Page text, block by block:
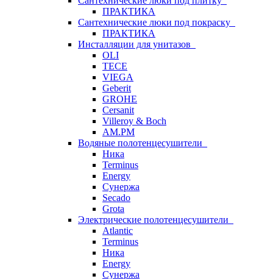
ПРАКТИКА
Сантехнические люки под покраску
ПРАКТИКА
Инсталляции для унитазов
OLI
TECE
VIEGA
Geberit
GROHE
Cersanit
Villeroy & Boch
AM.PM
Водяные полотенцесушители
Ника
Terminus
Energy
Сунержа
Secado
Grota
Электрические полотенцесушители
Atlantic
Terminus
Ника
Energy
Сунержа